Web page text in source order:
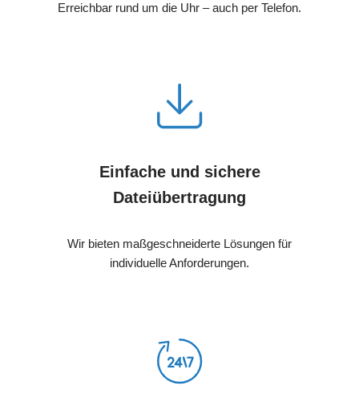
Erreichbar rund um die Uhr – auch per Telefon.
Einfache und sichere
Dateiübertragung
Wir bieten maßgeschneiderte Lösungen für
individuelle Anforderungen.